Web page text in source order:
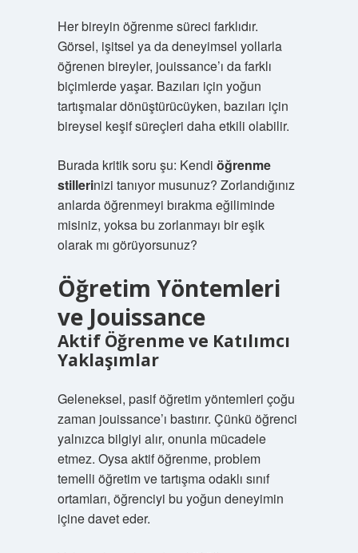
Her bireyin öğrenme süreci farklıdır.
Görsel, işitsel ya da deneyimsel yollarla
öğrenen bireyler, jouissance’ı da farklı
biçimlerde yaşar. Bazıları için yoğun
tartışmalar dönüştürücüyken, bazıları için
bireysel keşif süreçleri daha etkili olabilir.
Burada kritik soru şu: Kendi öğrenme
stillerinizi tanıyor musunuz? Zorlandığınız
anlarda öğrenmeyi bırakma eğiliminde
misiniz, yoksa bu zorlanmayı bir eşik
olarak mı görüyorsunuz?
Öğretim Yöntemleri
ve Jouissance
Aktif Öğrenme ve Katılımcı
Yaklaşımlar
Geleneksel, pasif öğretim yöntemleri çoğu
zaman jouissance’ı bastırır. Çünkü öğrenci
yalnızca bilgiyi alır, onunla mücadele
etmez. Oysa aktif öğrenme, problem
temelli öğretim ve tartışma odaklı sınıf
ortamları, öğrenciyi bu yoğun deneyimin
içine davet eder.